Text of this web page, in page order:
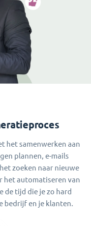
het samenwerken aan
plannen, e-mails
zoeken naar nieuwe
het automatiseren van
de tijd die je zo hard
bedrijf en je klanten.